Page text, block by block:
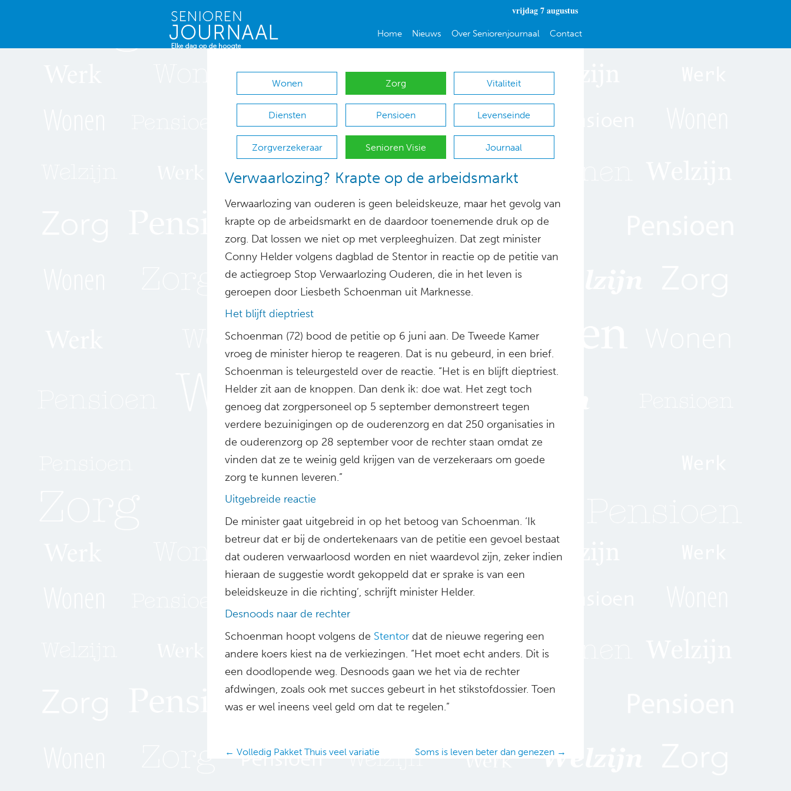
vrijdag 7 augustus
Home Nieuws Over Seniorenjournaal Contact
Wonen Zorg Vitaliteit
Diensten Pensioen Levenseinde
Zorgverzekeraar Senioren Visie Journaal
Verwaarlozing? Krapte op de arbeidsmarkt
Verwaarlozing van ouderen is geen beleidskeuze, maar het gevolg van
krapte op de arbeidsmarkt en de daardoor toenemende druk op de
zorg. Dat lossen we niet op met verpleeghuizen. Dat zegt minister
Conny Helder volgens dagblad de Stentor in reactie op de petitie van
de actiegroep Stop Verwaarlozing Ouderen, die in het leven is
geroepen door Liesbeth Schoenman uit Marknesse.
Het blijft dieptriest
Schoenman (72) bood de petitie op 6 juni aan. De Tweede Kamer
vroeg de minister hierop te reageren. Dat is nu gebeurd, in een brief.
Schoenman is teleurgesteld over de reactie. “Het is en blijft dieptriest.
Helder zit aan de knoppen. Dan denk ik: doe wat. Het zegt toch
genoeg dat zorgpersoneel op 5 september demonstreert tegen
verdere bezuinigingen op de ouderenzorg en dat 250 organisaties in
de ouderenzorg op 28 september voor de rechter staan omdat ze
vinden dat ze te weinig geld krijgen van de verzekeraars om goede
zorg te kunnen leveren.”
Uitgebreide reactie
De minister gaat uitgebreid in op het betoog van Schoenman. ‘Ik
betreur dat er bij de ondertekenaars van de petitie een gevoel bestaat
dat ouderen verwaarloosd worden en niet waardevol zijn, zeker indien
hieraan de suggestie wordt gekoppeld dat er sprake is van een
beleidskeuze in die richting’, schrijft minister Helder.
Desnoods naar de rechter
Schoenman hoopt volgens de Stentor dat de nieuwe regering een
andere koers kiest na de verkiezingen. “Het moet echt anders. Dit is
een doodlopende weg. Desnoods gaan we het via de rechter
afdwingen, zoals ook met succes gebeurt in het stikstofdossier. Toen
was er wel ineens veel geld om dat te regelen.”
Posts
← Volledig Pakket Thuis veel variatie Soms is leven beter dan genezen →